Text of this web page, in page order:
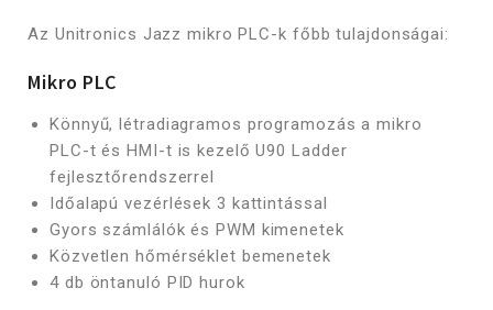
Az Unitronics Jazz mikro PLC-k főbb tulajdonságai:
Mikro PLC
Könnyű, létradiagramos programozás a mikro
PLC-t és HMI-t is kezelő U90 Ladder
fejlesztőrendszerrel
Időalapú vezérlések 3 kattintással
Gyors számlálók és PWM kimenetek
Közvetlen hőmérséklet bemenetek
4 db öntanuló PID hurok